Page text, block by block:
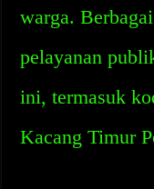
warga.
pelayanan
ini, termasuk
Kacang Timur